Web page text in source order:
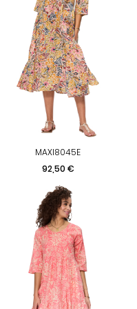
MAXI8045E
Prix
92,50 €